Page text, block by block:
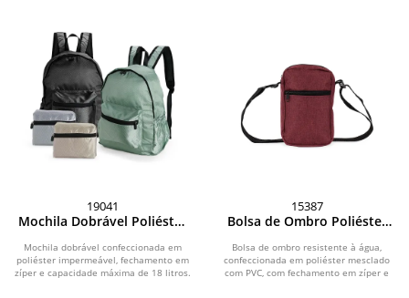
19041
Mochila Dobrável Poliéster
Mochila dobrável confeccionada em
poliéster impermeável, fechamento em
zíper e capacidade máxima de 18 litros.
15387
Bolsa de Ombro Poliéster
Bolsa de ombro resistente à água,
confeccionada em poliéster mesclado
com PVC, com fechamento em zíper e